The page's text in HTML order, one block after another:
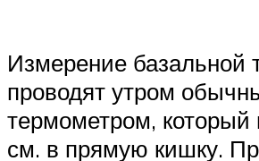
Измерение базальной
проводят утром
термометром, который
см. в прямую кишку.